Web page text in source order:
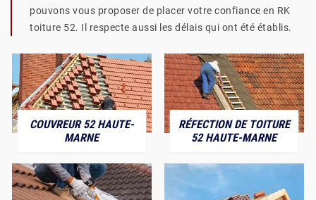
pouvons vous proposer de placer votre confiance en RK
toiture 52. Il respecte aussi les délais qui ont été établis.
COUVREUR 52 HAUTE-
MARNE
RÉFECTION DE TOITURE
52 HAUTE-MARNE